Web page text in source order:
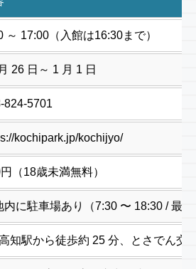
～ 17:00（入館は16:30まで）
26 日～ 1 月 1 日
824-5701
kochipark.jp/kochijyo/
（18歳未満無料）
内に駐車場あり（7:30 〜 18:30 / 最
知駅から徒歩約 25 分、とさでん交